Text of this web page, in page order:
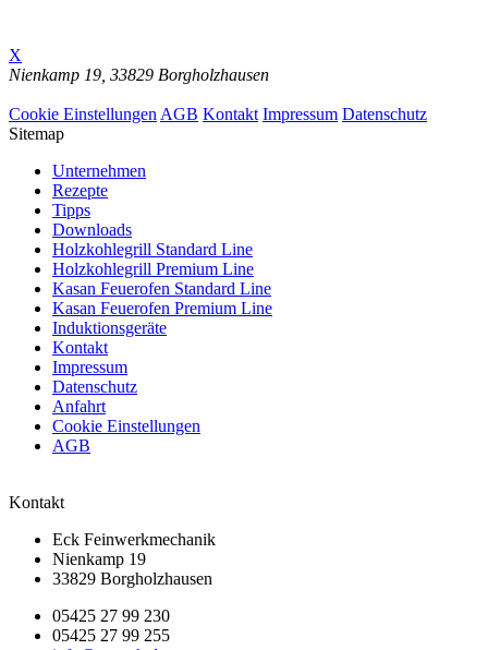
X
Nienkamp 19, 33829 Borgholzhausen
Cookie Einstellungen AGB Kontakt Impressum Datenschutz
Sitemap
Unternehmen
Rezepte
Tipps
Downloads
Holzkohlegrill Standard Line
Holzkohlegrill Premium Line
Kasan Feuerofen Standard Line
Kasan Feuerofen Premium Line
Induktionsgeräte
Kontakt
Impressum
Datenschutz
Anfahrt
Cookie Einstellungen
AGB
Kontakt
Eck Feinwerkmechanik
Nienkamp 19
33829 Borgholzhausen
05425 27 99 230
05425 27 99 255